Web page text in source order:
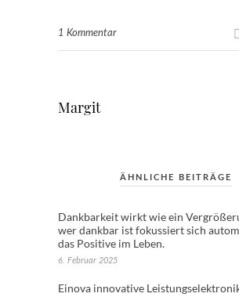
1 Kommentar
Margit
ÄHNLICHE BEITRÄGE
Dankbarkeit wirkt wie ein
wer dankbar ist fokussiert sich
das Positive im Leben.
6. Februar 2025
Einova innovative